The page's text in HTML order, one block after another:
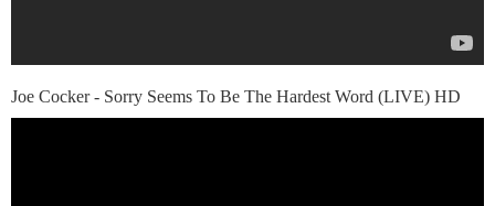
Joe Cocker - Sorry Seems To Be The Hardest Word (LIVE) HD